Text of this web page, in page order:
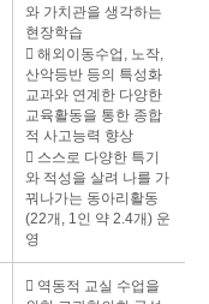
와 가치관을 생각하는
현장학습
󰌛 해외이동수업, 노작,
산악등반 등의 특성화
교과와 연계한 다양한
교육활동을 통한 종합
적 사고능력 향상
󰌛 스스로 다양한 특기
와 적성을 살려 나를 가
꿔나가는 동아리활동
(22개, 1인 약 2.4개) 운
영
󰌛 역동적 교실 수업을